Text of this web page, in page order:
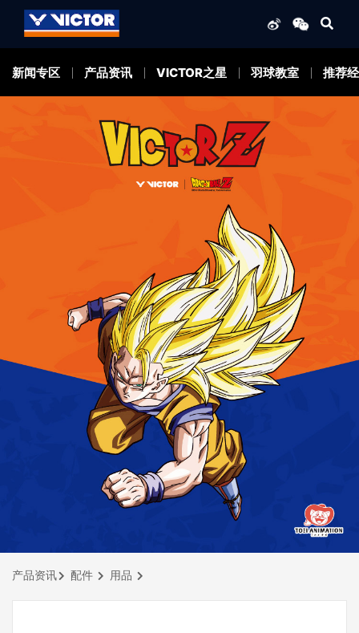
新闻专区 产品资讯 VICTOR之星 羽球教室 推荐
产品资讯 配件 用品